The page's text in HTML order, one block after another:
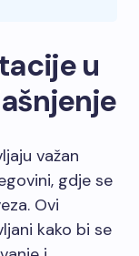
u
važan
gdje se
Ovi
kako bi se